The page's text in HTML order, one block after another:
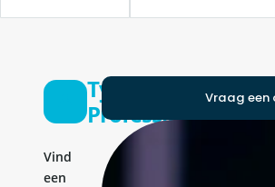
Typescript
Professional
Vind
een
Vraag